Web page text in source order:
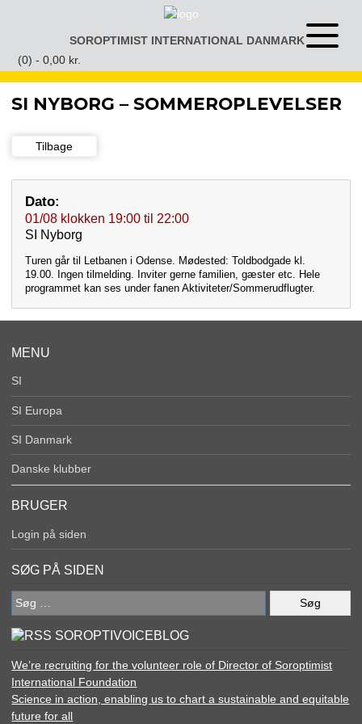
SOROPTIMIST INTERNATIONAL DANMARKÅben
menu
(0) - 0,00 kr.
SI NYBORG – SOMMEROPLEVELSER
Tilbage
Dato:
01/08 klokken 19:00 til 22:00
SI Nyborg
Turen går til Letbanen i Odense. Mødested: Toldbodgade kl.
19.00. Ingen tilmelding. Inviter gerne familien, gæster etc. Hele
programmet kan ses under fanen Aktiviteter/Sommerudflugter.
MENU
SI
SI Europa
SI Danmark
Danske klubber
BRUGER
Login på siden
SØG PÅ SIDEN
Søg
efter:
SOROPTIVOICEBLOG
We’re recruiting for the volunteer role of Director of Soroptimist
International Foundation
Science in action, enabling us to chart a sustainable and equitable
future for all